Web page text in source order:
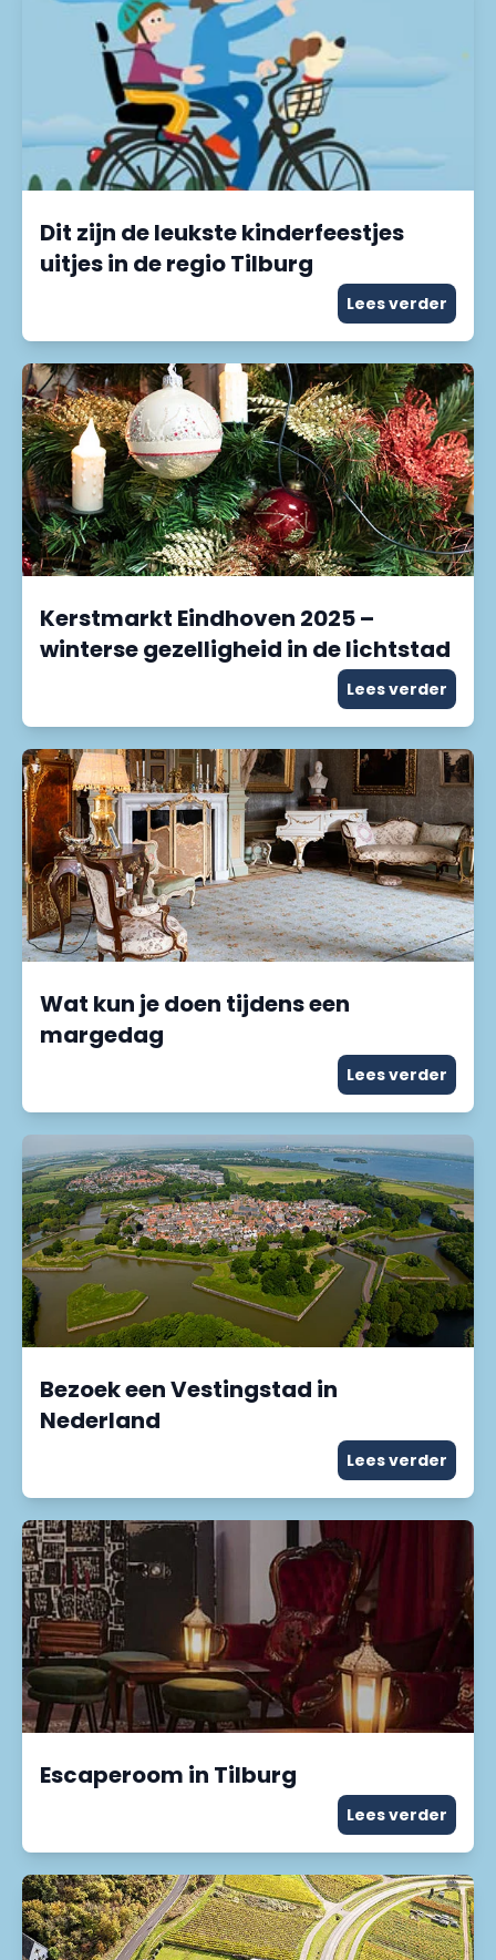
Dit zijn de leukste kinderfeestjes
uitjes in de regio Tilburg
Lees verder
Kerstmarkt Eindhoven 2025 –
winterse gezelligheid in de lichtstad
Lees verder
Wat kun je doen tijdens een
margedag
Lees verder
Bezoek een Vestingstad in
Nederland
Lees verder
Escaperoom in Tilburg
Lees verder